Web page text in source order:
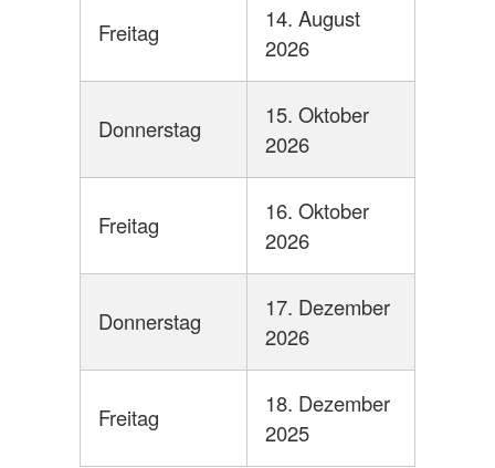
Freitag
14. August
2026
Donnerstag
15. Oktober
2026
Freitag
16. Oktober
2026
Donnerstag
17. Dezember
2026
Freitag
18. Dezember
2025